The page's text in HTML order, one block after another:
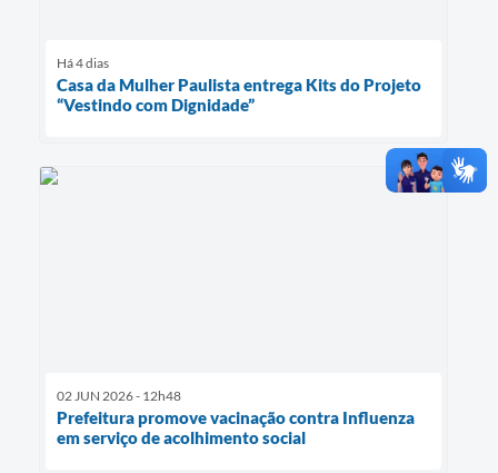
Há 4 dias
Casa da Mulher Paulista entrega Kits do Projeto
“Vestindo com Dignidade”
02 JUN 2026 - 12h48
Prefeitura promove vacinação contra Influenza
em serviço de acolhimento social